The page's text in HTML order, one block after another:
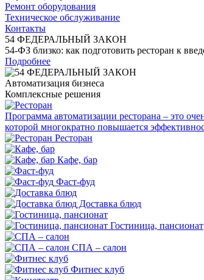
Ремонт оборудования
Техническое обслуживание
Контакты
54 ФЕДЕРАЛЬНЫЙ ЗАКОН
54-ФЗ близко: как подготовить ресторан к
Подробнее
Автоматизация бизнеса
Комплексные решения
Программа автоматизации ресторана – это
которой многократно повышается
Ресторан
Кафе, бар
Фаст-фуд
Доставка блюд
Гостиница, пансионат
СПА – салон
Фитнес клуб